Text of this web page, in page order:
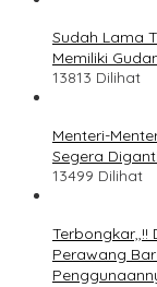
Sudah Lama
Memiliki
13813 Dilihat
Menteri-
Segera Diganti
13499 Dilihat
Perawang